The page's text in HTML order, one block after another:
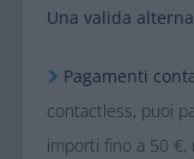
Una valida
Pagamenti
contactless, puoi
importi fino a 50 €,